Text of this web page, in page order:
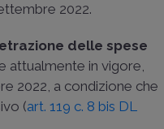
2022.
delle spese
attualmente in vigore,
2022, a condizione che
(art. 119 c. 8 bis DL